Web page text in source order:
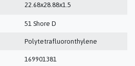
22.68x28.88x1.5
51 Shore D
Polytetrafluoronthylene
169901381